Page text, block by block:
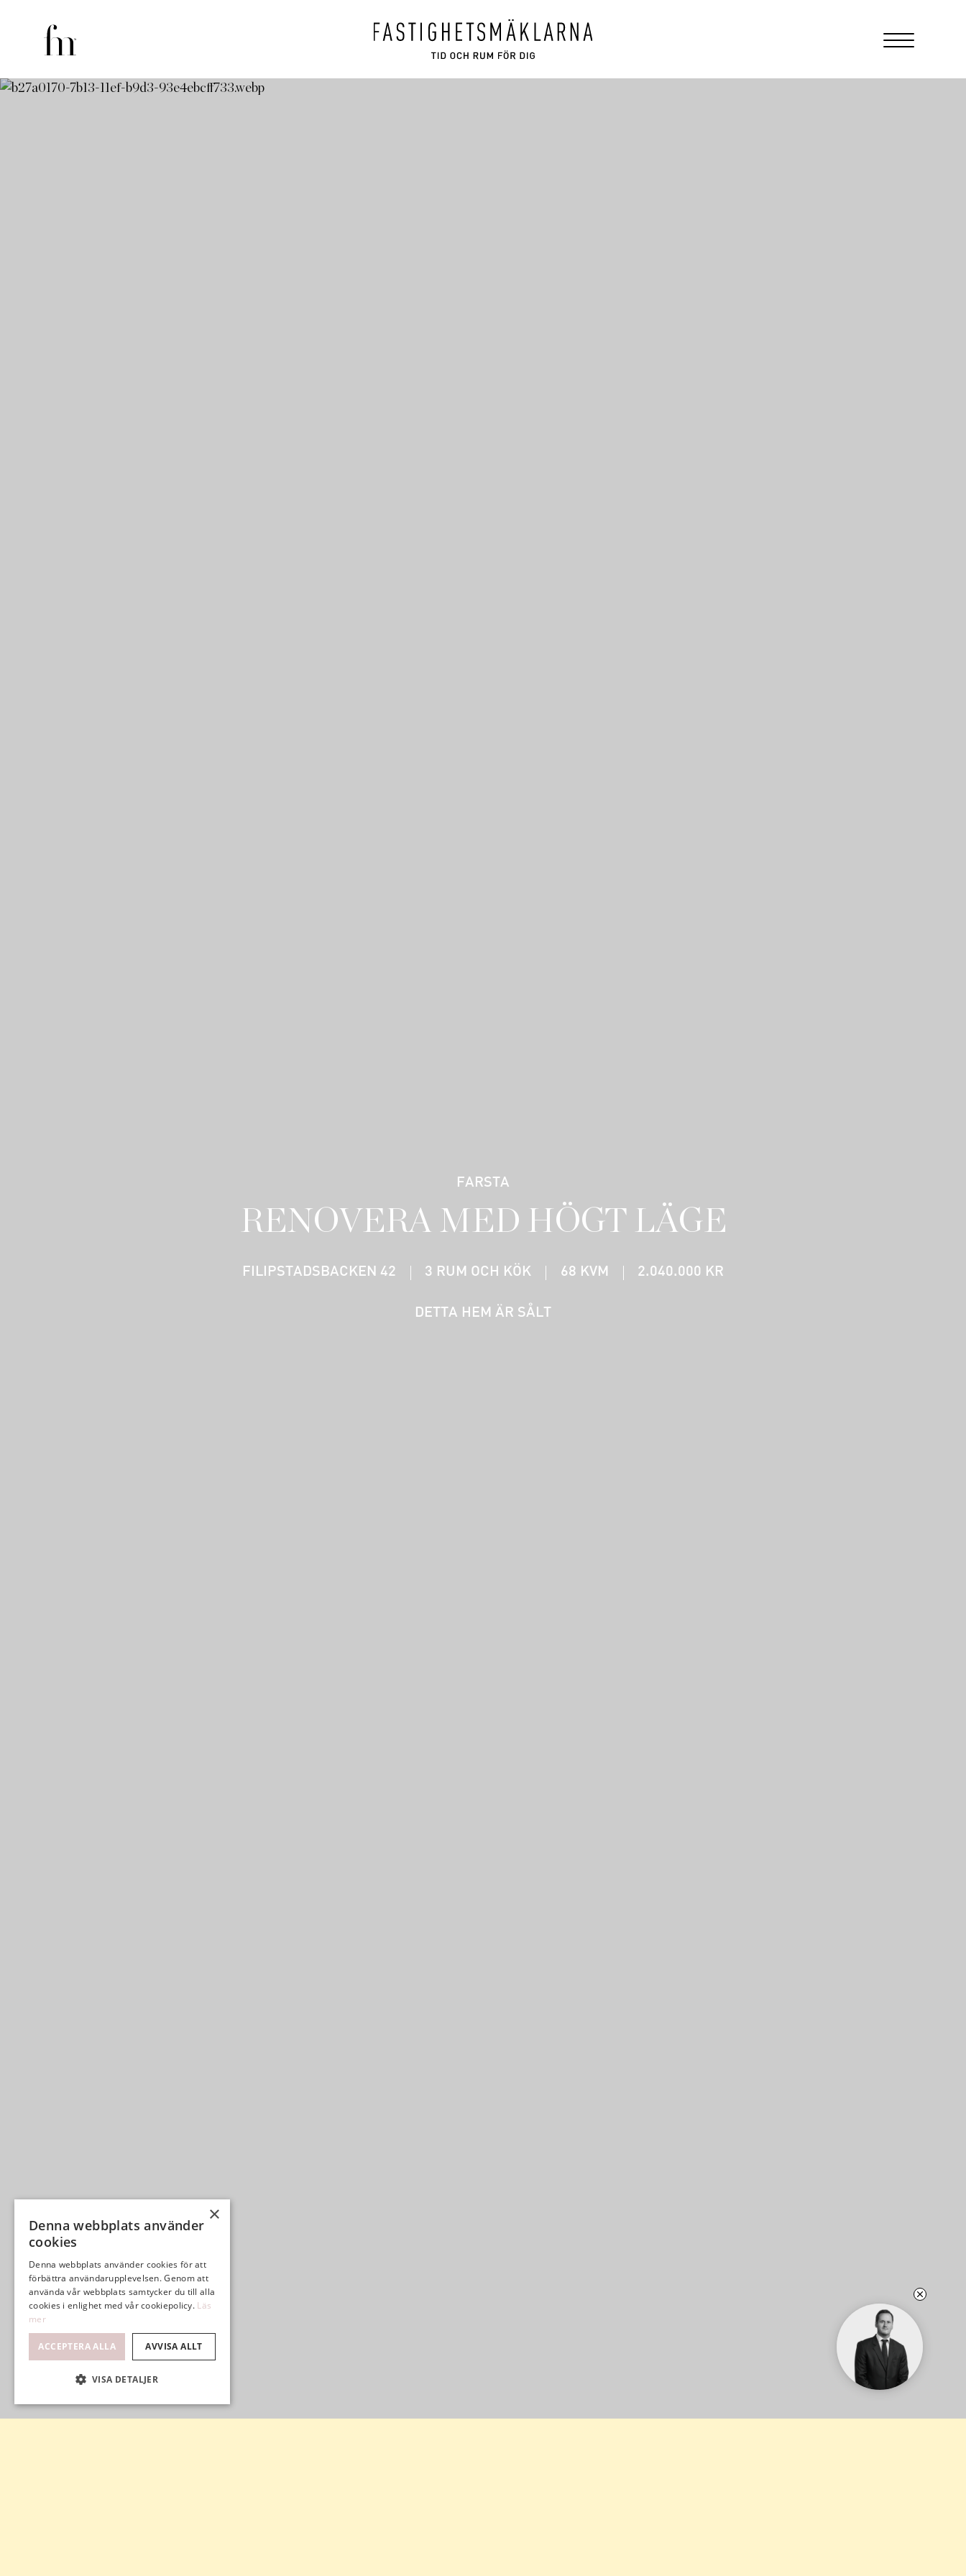
FARSTA
RENOVERA MED HÖGT LÄGE
FILIPSTADSBACKEN 42 3 RUM OCH KÖK 68 KVM 2.040.000 KR
DETTA HEM ÄR SÅLT
×
Denna webbplats använder
cookies
Denna webbplats använder cookies för att
förbättra användarupplevelsen. Genom att
använda vår webbplats samtycker du till alla
cookies i enlighet med vår cookiepolicy. Läs
mer
ACCEPTERA ALLA AVVISA ALLT
VISA DETALJER